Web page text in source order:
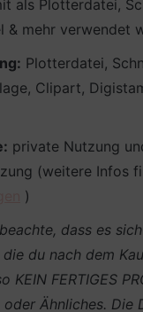
als Plotterdatei,
& mehr verwendet
Plotterdatei,
Clipart,
private Nutzung
(weitere Infos
)
dass es
du nach dem
KEIN FERTIGES
Ähnliches. Die